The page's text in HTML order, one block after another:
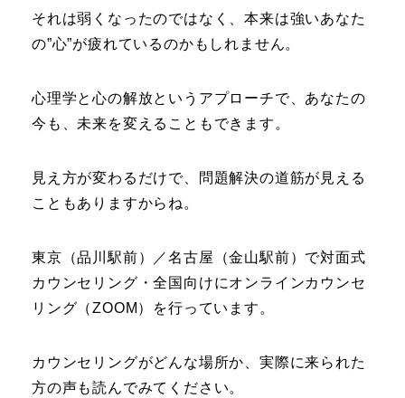
それは弱くなったのではなく、本来は強いあなた
の”心”が疲れているのかもしれません。
心理学と心の解放というアプローチで、あなたの
今も、未来を変えることもできます。
見え方が変わるだけで、問題解決の道筋が見える
こともありますからね。
東京（品川駅前）／名古屋（金山駅前）で対面式
カウンセリング・全国向けにオンラインカウンセ
リング（ZOOM）を行っています。
カウンセリングがどんな場所か、実際に来られた
方の声も読んでみてください。